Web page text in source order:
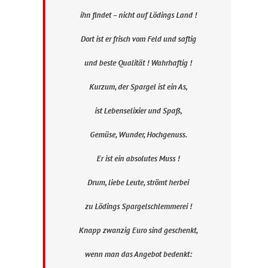
ihn findet – nicht auf Lödings Land !
Dort ist er frisch vom Feld und saftig
und beste Qualität ! Wahrhaftig !
Kurzum, der Spargel ist ein As,
ist Lebenselixier und Spaß,
Gemüse, Wunder, Hochgenuss.
Er ist ein absolutes Muss !
Drum, liebe Leute, strömt herbei
zu Lödings Spargelschlemmerei !
Knapp zwanzig Euro sind geschenkt,
wenn man das Angebot bedenkt: